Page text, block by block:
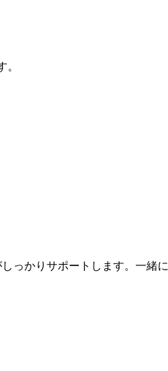
。
っかりサポートします。一緒